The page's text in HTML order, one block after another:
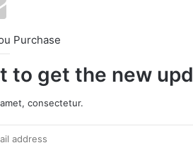
Purchase
to get the new
consectetur.